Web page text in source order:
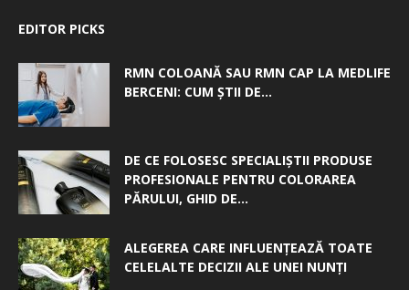
EDITOR PICKS
RMN COLOANĂ SAU RMN CAP LA MEDLIFE
BERCENI: CUM ȘTII DE...
DE CE FOLOSESC SPECIALIȘTII PRODUSE
PROFESIONALE PENTRU COLORAREA
PĂRULUI, GHID DE...
ALEGEREA CARE INFLUENȚEAZĂ TOATE
CELELALTE DECIZII ALE UNEI NUNȚI